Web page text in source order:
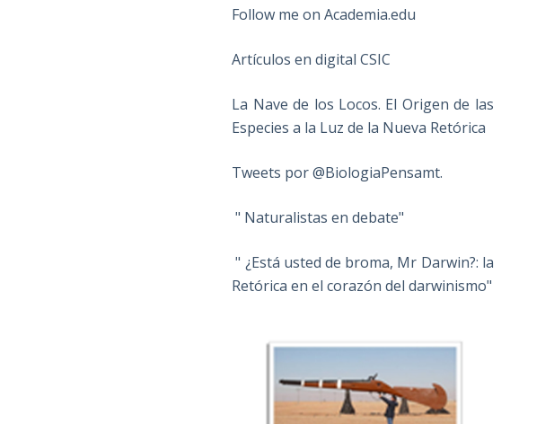
Follow me on Academia.edu
Artículos en digital CSIC
La Nave de los Locos. El Origen de las
Especies a la Luz de la Nueva Retórica
Tweets por @BiologiaPensamt.
" Naturalistas en debate"
" ¿Está usted de broma, Mr Darwin?: la
Retórica en el corazón del darwinismo"